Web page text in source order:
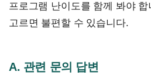
프로그램 난이도를 함께 봐야
고르면 불편할 수 있습니다.
A. 관련 문의 답변